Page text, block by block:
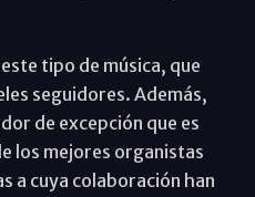
tipo de música, que
seguidores. Además,
de excepción que es
los mejores organistas
a cuya colaboración han